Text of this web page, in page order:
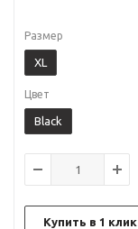
Размер
XL
Цвет
Black
Купить в 1 клик